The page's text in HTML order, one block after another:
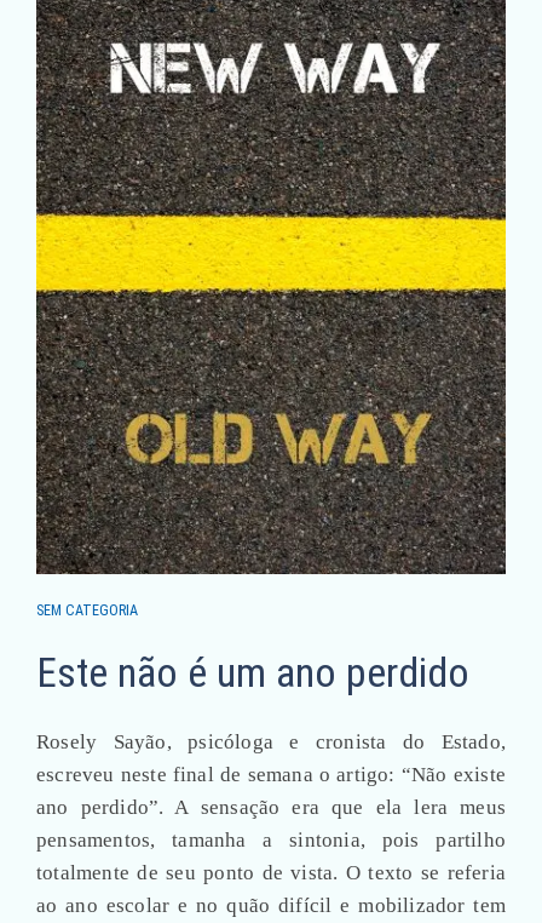
SEM CATEGORIA
Este não é um ano perdido
Rosely Sayão, psicóloga e cronista do Estado,
escreveu neste final de semana o artigo: “Não existe
ano perdido”. A sensação era que ela lera meus
pensamentos, tamanha a sintonia, pois partilho
totalmente de seu ponto de vista. O texto se referia
ao ano escolar e no quão difícil e mobilizador tem